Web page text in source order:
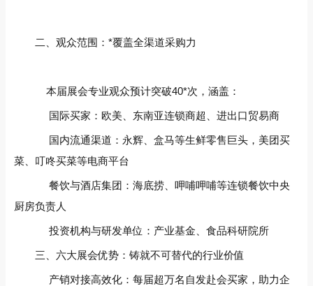
二、观众范围：*覆盖全渠道采购力‌
本届展会专业观众预计突破40*次，涵盖：
国际买家‌：欧美、东南亚连锁商超、进出口贸易商
国内流通渠道‌：永辉、盒马等生鲜零售巨头，美团买
菜、叮咚买菜等电商平台
餐饮与酒店集团‌：海底捞、呷哺呷哺等连锁餐饮中央
厨房负责人
投资机构与研发单位‌：产业基金、食品科研院所
三、六大展会优势：铸就不可替代的行业价值‌
产销对接高效化‌：每届超万名自发赴会买家，助力企